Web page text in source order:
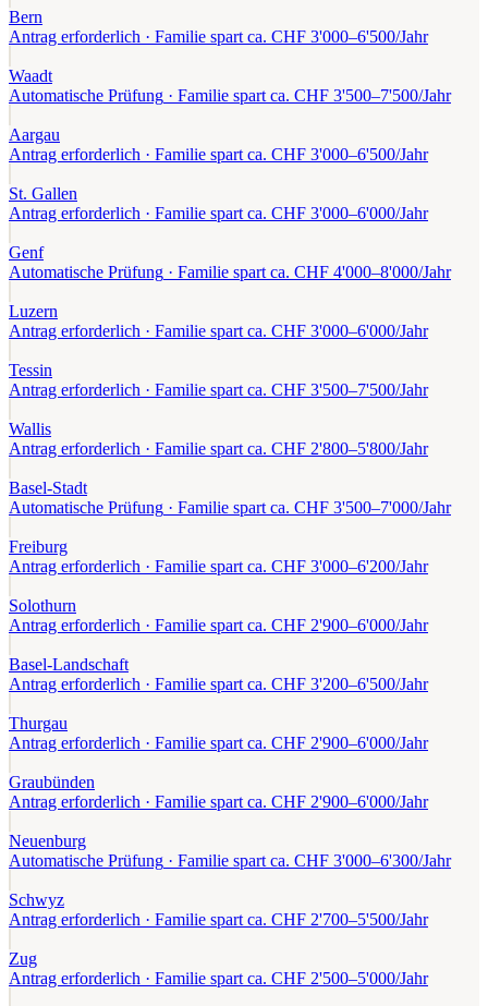
Bern
Antrag erforderlich · Familie spart ca. CHF 3'000–6'500/Jahr
Waadt
Automatische Prüfung · Familie spart ca. CHF 3'500–7'500/Jahr
Aargau
Antrag erforderlich · Familie spart ca. CHF 3'000–6'500/Jahr
St. Gallen
Antrag erforderlich · Familie spart ca. CHF 3'000–6'000/Jahr
Genf
Automatische Prüfung · Familie spart ca. CHF 4'000–8'000/Jahr
Luzern
Antrag erforderlich · Familie spart ca. CHF 3'000–6'000/Jahr
Tessin
Antrag erforderlich · Familie spart ca. CHF 3'500–7'500/Jahr
Wallis
Antrag erforderlich · Familie spart ca. CHF 2'800–5'800/Jahr
Basel-Stadt
Automatische Prüfung · Familie spart ca. CHF 3'500–7'000/Jahr
Freiburg
Antrag erforderlich · Familie spart ca. CHF 3'000–6'200/Jahr
Solothurn
Antrag erforderlich · Familie spart ca. CHF 2'900–6'000/Jahr
Basel-Landschaft
Antrag erforderlich · Familie spart ca. CHF 3'200–6'500/Jahr
Thurgau
Antrag erforderlich · Familie spart ca. CHF 2'900–6'000/Jahr
Graubünden
Antrag erforderlich · Familie spart ca. CHF 2'900–6'000/Jahr
Neuenburg
Automatische Prüfung · Familie spart ca. CHF 3'000–6'300/Jahr
Schwyz
Antrag erforderlich · Familie spart ca. CHF 2'700–5'500/Jahr
Zug
Antrag erforderlich · Familie spart ca. CHF 2'500–5'000/Jahr